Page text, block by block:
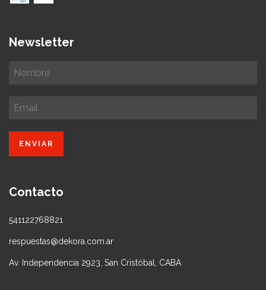
Newsletter
Contacto
541122768821
respuestas@dekora.com.ar
Av. Independencia 2923, San Cristóbal, CABA